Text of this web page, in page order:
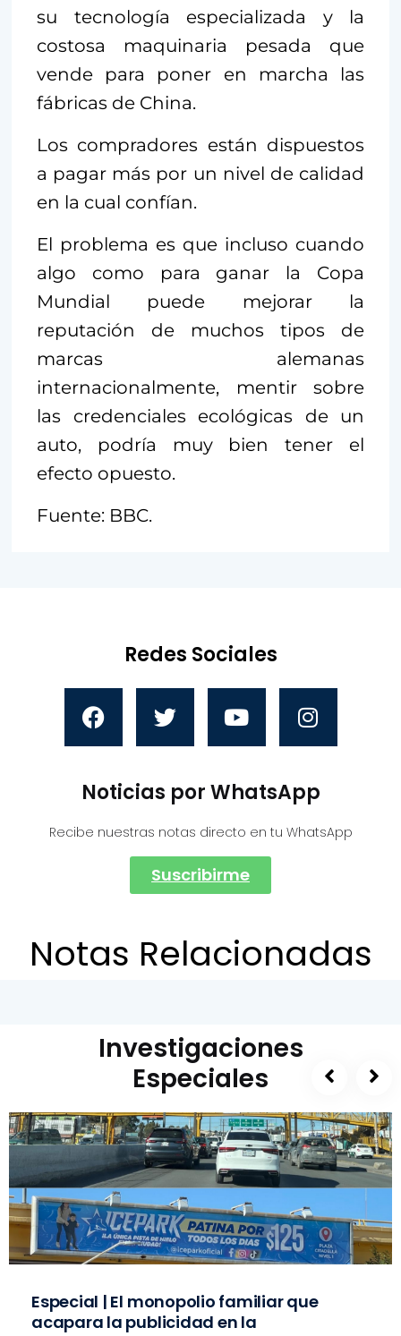
su tecnología especializada y la
costosa maquinaria pesada que
vende para poner en marcha las
fábricas de China.
Los compradores están dispuestos
a pagar más por un nivel de calidad
en la cual confían.
El problema es que incluso cuando
algo como para ganar la Copa
Mundial puede mejorar la
reputación de muchos tipos de
marcas alemanas
internacionalmente, mentir sobre
las credenciales ecológicas de un
auto, podría muy bien tener el
efecto opuesto.
Fuente: BBC.
Redes Sociales
Noticias por WhatsApp
Recibe nuestras notas directo en tu WhatsApp
Suscribirme
Notas Relacionadas
Investigaciones
Especiales
Especial | El monopolio familiar que
acapara la publicidad en la